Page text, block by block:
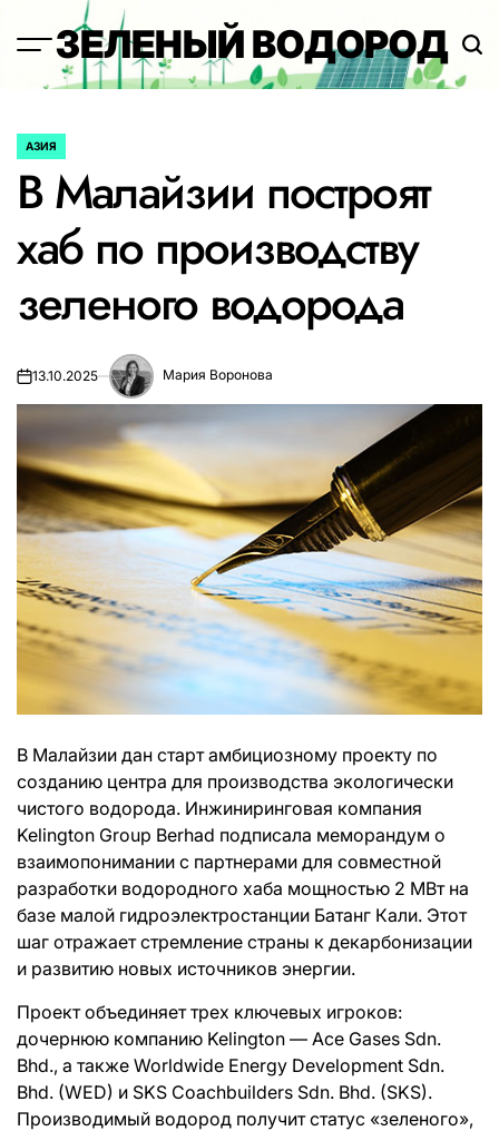
содержимому
ЗЕЛЕНЫЙ ВОДОРОД
ОПУБЛИКОВАНО
АЗИЯ
В Малайзии построят
хаб по производству
зеленого водорода
13.10.2025 Мария Воронова
В Малайзии дан старт амбициозному проекту по
созданию центра для производства экологически
чистого водорода. Инжиниринговая компания
Kelington Group Berhad подписала меморандум о
взаимопонимании с партнерами для совместной
разработки водородного хаба мощностью 2 МВт на
базе малой гидроэлектростанции Батанг Кали. Этот
шаг отражает стремление страны к декарбонизации
и развитию новых источников энергии.
Проект объединяет трех ключевых игроков:
дочернюю компанию Kelington — Ace Gases Sdn.
Bhd., а также Worldwide Energy Development Sdn.
Bhd. (WED) и SKS Coachbuilders Sdn. Bhd. (SKS).
Производимый водород получит статус «зеленого»,